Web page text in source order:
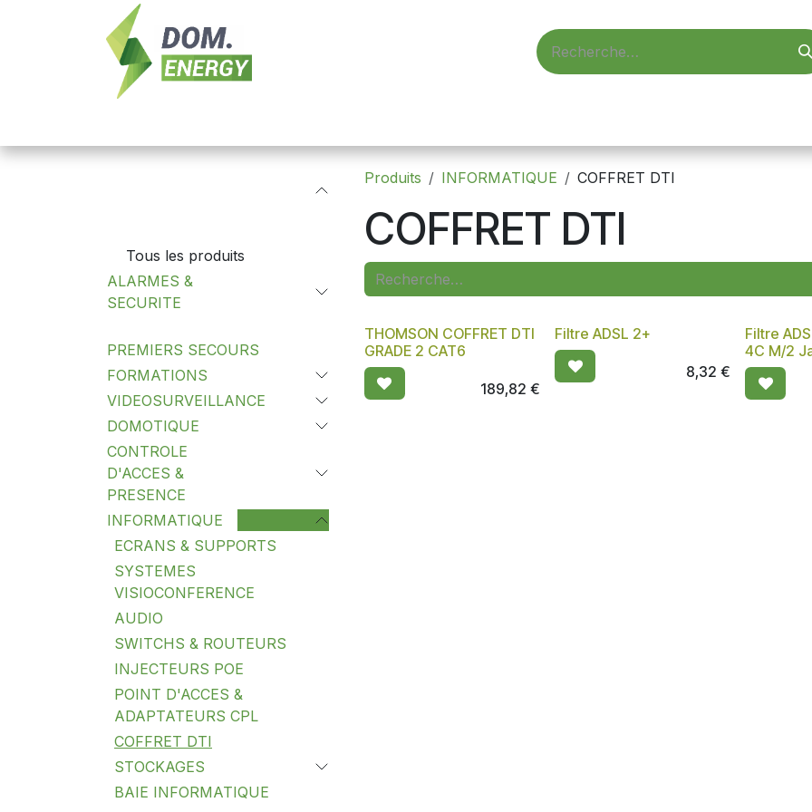
Se rendre au contenu
Tous les produits
ALARMES &
SECURITE
PREMIERS SECOURS
FORMATIONS
VIDEOSURVEILLANCE
DOMOTIQUE
CONTROLE
D'ACCES &
PRESENCE
INFORMATIQUE
ECRANS & SUPPORTS
SYSTEMES
VISIOCONFERENCE
AUDIO
SWITCHS & ROUTEURS
INJECTEURS POE
POINT D'ACCES &
ADAPTATEURS CPL
COFFRET DTI
STOCKAGES
BAIE INFORMATIQUE
Produits INFORMATIQUE COFFRET DTI
COFFRET DTI
THOMSON COFFRET DTI
GRADE 2 CAT6
189,82 €
Filtre ADSL 2+
8,32 €
Filtre
4C M/2